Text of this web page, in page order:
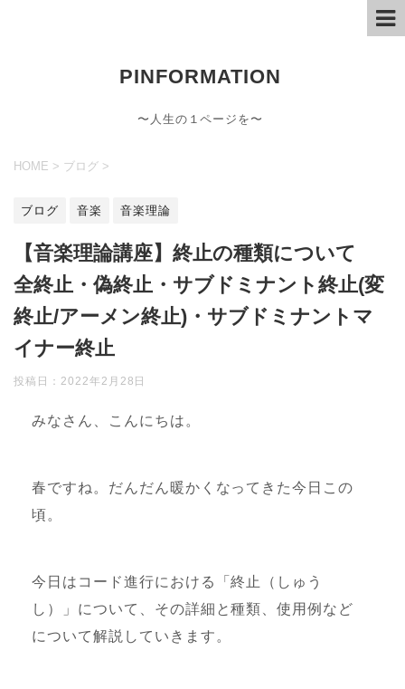
PINFORMATION
〜人生の１ページを〜
HOME > ブログ >
ブログ 音楽 音楽理論
【音楽理論講座】終止の種類について
全終止・偽終止・サブドミナント終止(変
終止/アーメン終止)・サブドミナントマ
イナー終止
投稿日： 2022年2月28日
みなさん、こんにちは。
春ですね。だんだん暖かくなってきた今日この
頃。
今日はコード進行における「終止（しゅう
し）」について、その詳細と種類、使用例など
について解説していきます。